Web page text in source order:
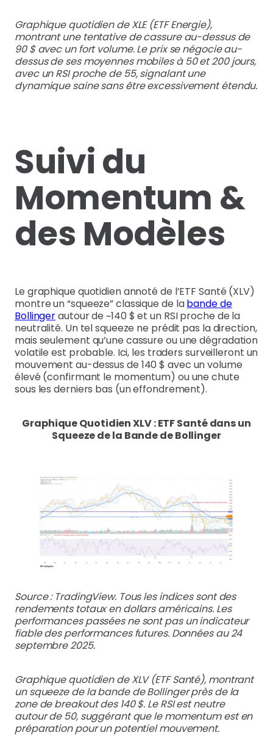
Graphique quotidien de XLE (ETF Energie),
montrant une tentative de cassure au-dessus de
90 $ avec un fort volume. Le prix se négocie au-
dessus de ses moyennes mobiles à 50 et 200 jours,
avec un RSI proche de 55, signalant une
dynamique saine sans être excessivement étendu.
Suivi du
Momentum &
des Modèles
Le graphique quotidien annoté de l’ETF Santé (XLV)
montre un “squeeze” classique de labande de
Bollingerautour de ~140 $ et un RSI proche de la
neutralité. Un tel squeeze ne prédit pas la direction,
mais seulement qu’une cassure ou une dégradation
volatile est probable. Ici, les traders surveilleront un
mouvement au-dessus de 140 $ avec un volume
élevé (confirmant le momentum) ou une chute
sous les derniers bas (un effondrement).
Graphique Quotidien XLV : ETF Santé dans un
Squeeze de la Bande de Bollinger
Source : TradingView. Tous les indices sont des
rendements totaux en dollars américains. Les
performances passées ne sont pas un indicateur
fiable des performances futures. Données au 24
septembre 2025.
Graphique quotidien de XLV (ETF Santé), montrant
un squeeze de la bande de Bollinger près de la
zone de breakout des 140 $. Le RSI est neutre
autour de 50, suggérant que le momentum est en
préparation pour un potentiel mouvement.